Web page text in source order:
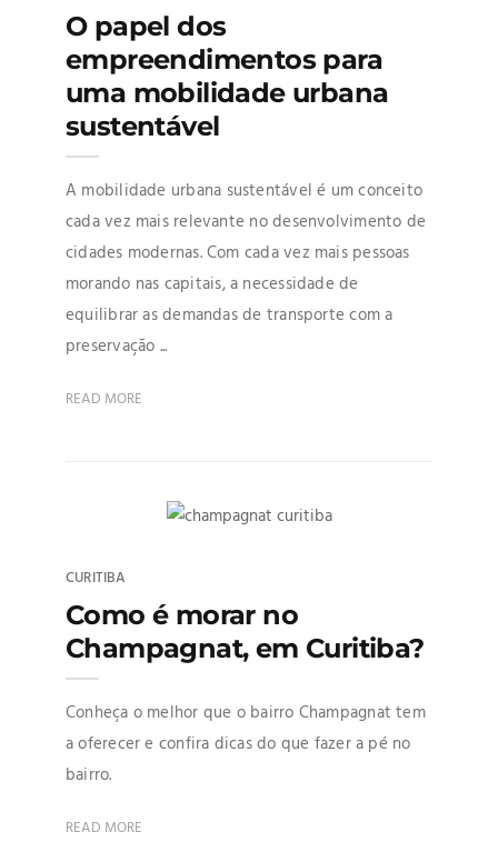
O papel dos
empreendimentos para
uma mobilidade urbana
sustentável
A mobilidade urbana sustentável é um conceito
cada vez mais relevante no desenvolvimento de
cidades modernas. Com cada vez mais pessoas
morando nas capitais, a necessidade de
equilibrar as demandas de transporte com a
preservação ...
READ MORE
CURITIBA
Como é morar no
Champagnat, em Curitiba?
Conheça o melhor que o bairro Champagnat tem
a oferecer e confira dicas do que fazer a pé no
bairro.
READ MORE